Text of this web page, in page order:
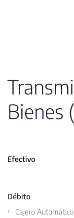
Bienes
Efectivo
Débito
Cajero Automático